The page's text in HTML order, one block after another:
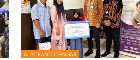
ALAT BANTU DENGAR